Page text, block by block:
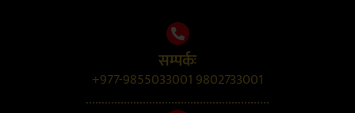
सम्पर्कः
+977-9855033001 9802733001
..........................................................